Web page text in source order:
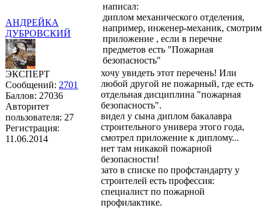
АНДРЕЙКА
ДУБРОВСКИЙ
ЭКСПЕРТ
Сообщений: 2701
Баллов: 27036
Авторитет
пользователя: 27
Регистрация:
11.06.2014
написал:
диплом механического отделения,
например, инженер-механик, смотрим
приложение , если в перечне
предметов есть "Пожарная
безопасность"
хочу увидеть этот перечень! Или
любой другой не пожарный, где есть
отдельная дисциплина "пожарная
безопасность".
видел у сына диплом бакалавра
строительного универа этого года,
смотрел приложение к диплому...
нет там никакой пожарной
безопасности!
зато в списке по профстандарту у
строителей есть профессия:
специалист по пожарной
профилактике.